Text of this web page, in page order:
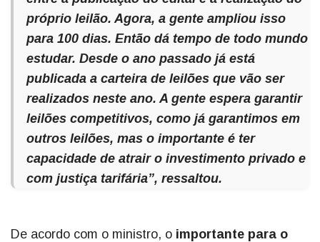
próprio leilão. Agora, a gente ampliou isso
para 100 dias. Então dá tempo de todo mundo
estudar. Desde o ano passado já está
publicada a carteira de leilões que vão ser
realizados neste ano. A gente espera garantir
leilões competitivos, como já garantimos em
outros leilões, mas o importante é ter
capacidade de atrair o investimento privado e
com justiça tarifária”, ressaltou.
De acordo com o ministro, o importante para o